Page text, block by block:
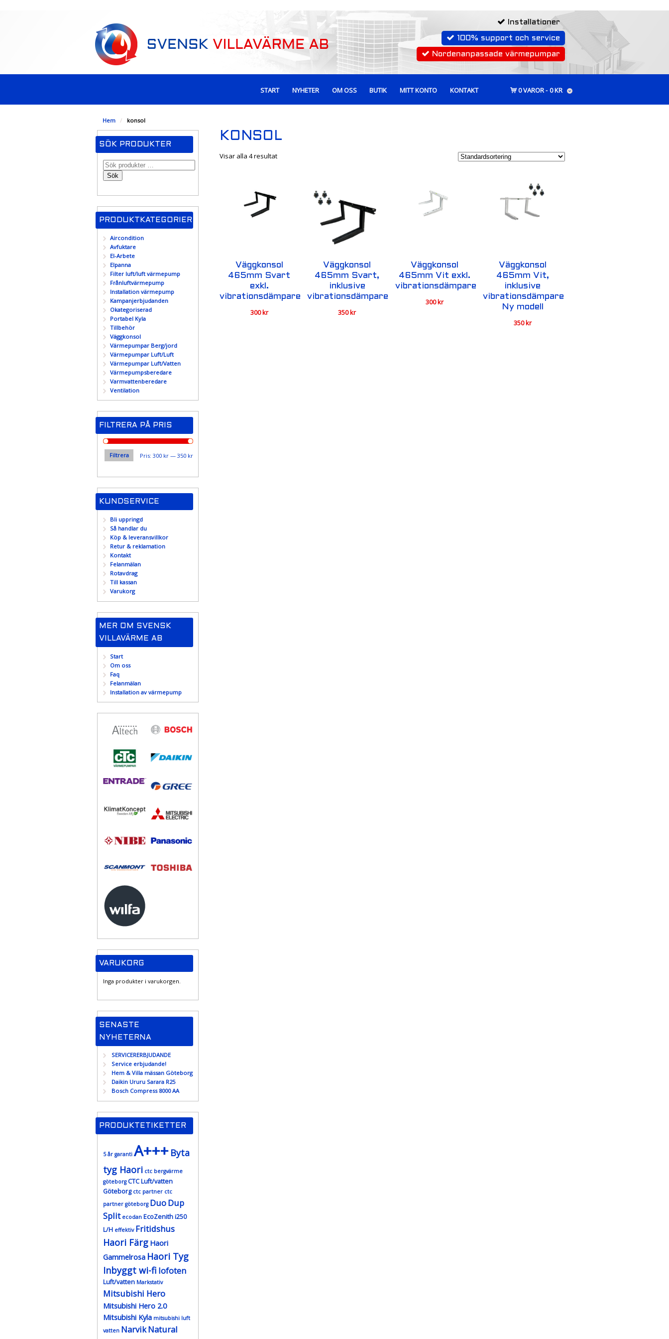
Installationer
100% support och service
Nordenanpassade värmepumpar
START NYHETER OM OSS BUTIK MITT KONTO KONTAKT 0 VAROR 0 KR
Hem / konsol
KONSOL
Visar alla 4 resultat
Väggkonsol
465mm Svart
exkl.
vibrationsdämpare
300kr
Väggkonsol
465mm Svart,
inklusive
vibrationsdämpare
350kr
Väggkonsol
465mm Vit exkl.
vibrationsdämpare
300kr
Väggkonsol
465mm Vit,
inklusive
vibrationsdämpare
Ny modell
350kr
SÖK PRODUKTER
Sök
PRODUKTKATEGORIER
Aircondition
Avfuktare
El-Arbete
Elpanna
Filter luft/luft värmepump
Frånluftvärmepump
Installation värmepump
Kampanjerbjudanden
Okategoriserad
Portabel Kyla
Tillbehör
Väggkonsol
Värmepumpar Berg/jord
Värmepumpar Luft/Luft
Värmepumpar Luft/Vatten
Värmepumpsberedare
Varmvattenberedare
Ventilation
FILTRERA PÅ PRIS
Min
Max
Filtrera Pris: 300 kr— 350 kr
KUNDSERVICE
Bli uppringd
Så handlar du
Köp & leveransvillkor
Retur & reklamation
Kontakt
Felanmälan
Rotavdrag
Till kassan
Varukorg
MER OM SVENSK
VILLAVÄRME AB
Start
Om oss
Faq
Felanmälan
Installation av värmepump
VARUKORG
Inga produkter i varukorgen.
SENASTE
NYHETERNA
SERVICERERBJUDANDE
Service erbjudande!
Hem & Villa mässan Göteborg
Daikin Ururu Sarara R25
Bosch Compress 8000 AA
PRODUKTETIKETTER
5 år garanti A+++ Byta
tyg Haori ctc bergvärme
göteborg CTC Luft/vatten
Göteborg ctc partner ctc
partner göteborg DuoDup
Split ecodan EcoZenith i250
L/H effektiv Fritidshus
Haori Färg Haori
Gammelrosa Haori Tyg
Inbyggt wi-fi lofoten
Luft/vatten Markstativ
Mitsubishi Hero
Mitsubishi Hero 2.0
Mitsubishi Kyla mitsubishi luft
vatten NarvikNatural